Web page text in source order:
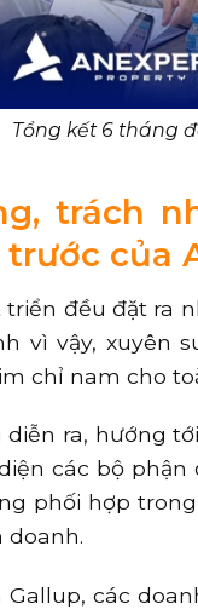
Tổng kết 6 tháng
trách
của
triển đều đặt ra
vì vậy, xuyên
chỉ nam cho
diễn ra, hướng
các bộ
phối hợp
doanh.
Gallup, các